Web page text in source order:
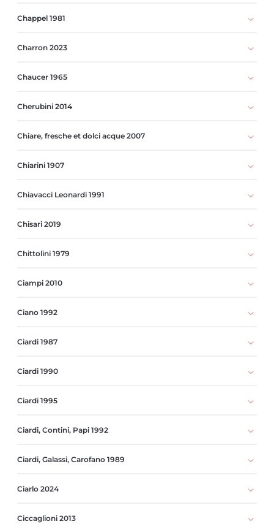
Chappel 1981
Charron 2023
Chaucer 1965
Cherubini 2014
Chiare, fresche et dolci acque 2007
Chiarini 1907
Chiavacci Leonardi 1991
Chisari 2019
Chittolini 1979
Ciampi 2010
Ciano 1992
Ciardi 1987
Ciardi 1990
Ciardi 1995
Ciardi, Contini, Papi 1992
Ciardi, Galassi, Carofano 1989
Ciarlo 2024
Ciccaglioni 2013